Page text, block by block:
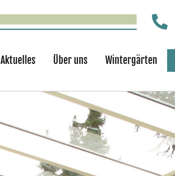
Aktuelles Über uns Wintergärten